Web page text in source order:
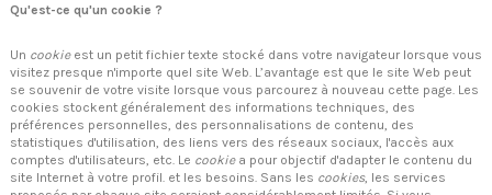
Qu'est-ce qu'un cookie ?
Un cookieest un petit fichier texte stocké dans votre navigateur lorsque vous
visitez presque n'importe quel site Web. L’avantage est que le site Web peut
se souvenir de votre visite lorsque vous parcourez à nouveau cette page. Les
cookies stockent généralement des informations techniques, des
préférences personnelles, des personnalisations de contenu, des
statistiques d'utilisation, des liens vers des réseaux sociaux, l'accès aux
comptes d'utilisateurs, etc. Le cookiea pour objectif d'adapter le contenu du
site Internet à votre profil. et les besoins. Sans les cookies, les services